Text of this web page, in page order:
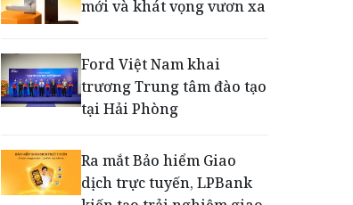
mới và khát vọng vươn xa
Ford Việt Nam khai
trương Trung tâm đào tạo
tại Hải Phòng
Ra mắt Bảo hiểm Giao
dịch trực tuyến, LPBank